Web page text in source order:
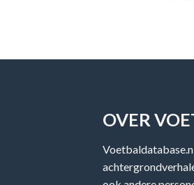
OVER